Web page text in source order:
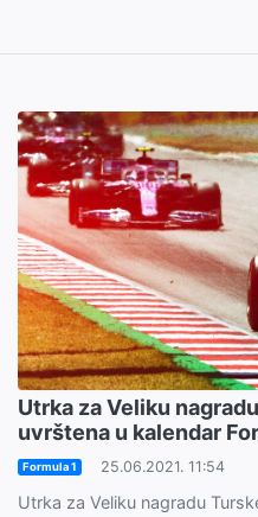
Utrka za Veliku
uvrštena u kalendar
Formula 1 25.06.2021. 11:54
Utrka za Veliku nagradu